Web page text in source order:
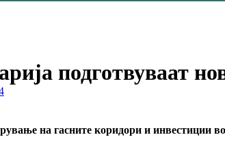
подготвуваат
на гасните коридори и инвестиции во